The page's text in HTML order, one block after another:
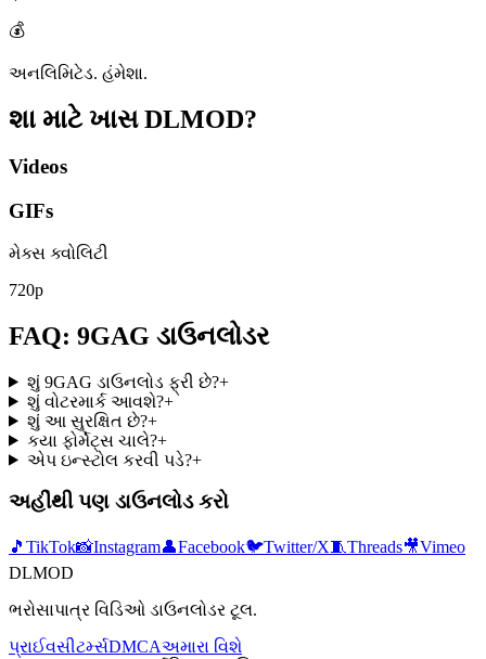
💰
અનલિમિટેડ. હંમેશા.
શા માટે ખાસ DLMOD?
Videos
GIFs
મેક્સ ક્વોલિટી
720p
FAQ: 9GAG ડાઉનલોડર
શું 9GAG ડાઉનલોડ ફ્રી છે?+
શું વોટરમાર્ક આવશે?+
શું આ સુરક્ષિત છે?+
કયા ફોર્મેટ્સ ચાલે?+
એપ ઇન્સ્ટોલ કરવી પડે?+
અહીંથી પણ ડાઉનલોડ કરો
🎵 TikTok📸Instagram👤Facebook🐦Twitter/X🧵Threads🎥Vimeo
DLMOD
ભરોસાપાત્ર વિડિઓ ડાઉનલોડર ટૂલ.
પ્રાઈવસીટર્મ્સDMCAઅમારા વિશે